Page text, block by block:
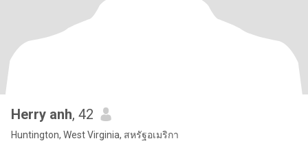
Herry anh, 42
Huntington, West Virginia, สหรัฐอเมริกา